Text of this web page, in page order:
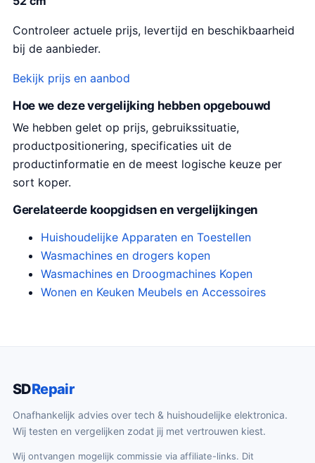
Controleer actuele prijs, levertijd en beschikbaarheid
bij de aanbieder.
Bekijk prijs en aanbod
Hoe we deze vergelijking hebben opgebouwd
We hebben gelet op prijs, gebruikssituatie,
productpositionering, specificaties uit de
productinformatie en de meest logische keuze per
sort koper.
Gerelateerde koopgidsen en vergelijkingen
Huishoudelijke Apparaten en Toestellen
Wasmachines en drogers kopen
Wasmachines en Droogmachines Kopen
Wonen en Keuken Meubels en Accessoires
SDRepair
Onafhankelijk advies over tech & huishoudelijke elektronica.
Wij testen en vergelijken zodat jij met vertrouwen kiest.
Wij ontvangen mogelijk commissie via affiliate-links. Dit